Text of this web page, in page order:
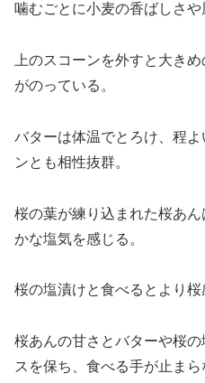
噛むごとに小麦の香ばしさ
上のスコーンを外すと大き
がのっている。
バターは体温でとろけ、程
ンとも相性抜群。
桜の葉が練り込まれた桜あ
かな塩気を感じる。
桜の塩漬けと食べるとより桜
桜あんの甘さとバターや桜
スを保ち、食べる手が止まら